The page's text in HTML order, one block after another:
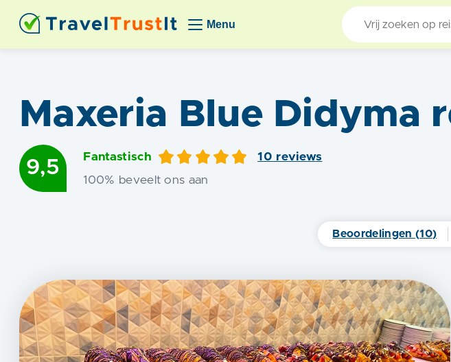
Menu
Maxeria Blue Didyma
9,5
Fantastisch 10 reviews
100% beveelt ons aan
Beoordelingen (10)